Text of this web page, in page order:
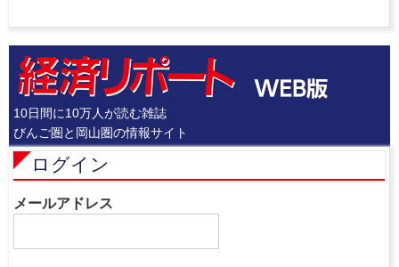
10日間に10万人が読む雑誌
びんご圏と岡山圏の情報サイト
ログイン
メールアドレス